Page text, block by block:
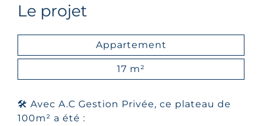
Le projet
Appartement
17 m²
🛠 Avec A.C Gestion Privée, ce plateau de
100m² a été :